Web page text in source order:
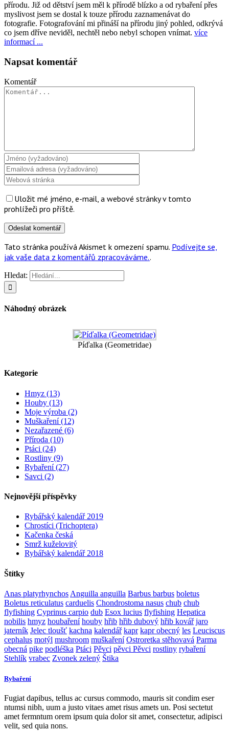
přírodu. Již od dětství jsem měl k přírodě blízko a od rybaření přes
myslivost jsem se dostal k touze přírodu zaznamenávat do
fotografie. Fotografování mi přináší na přírodu jiný pohled, odkrývá
co jsem dříve neviděl, nechtěl nebo nebyl schopen vnímat. více
informací ...
Napsat komentář
Komentář
Uložit mé jméno, e-mail, a webové stránky v tomto
prohlížeči pro příště.
Tato stránka používá Akismet k omezení spamu. Podívejte se,
jak vaše data z komentářů zpracováváme..
Hledat:
Náhodný obrázek
Píďalka (Geometridae)
Kategorie
Hmyz (13)
Houby (13)
Moje výroba (2)
Muškaření (12)
Nezařazené (6)
Příroda (10)
Ptáci (24)
Rostliny (9)
Rybaření (27)
Savci (2)
Nejnovější příspěvky
Rybářský kalendář 2019
Chrostíci (Trichoptera)
Kačenka česká
Smrž kuželovitý
Rybářský kalendář 2018
Štítky
Anas platyrhynchos Anguilla anguilla Barbus barbus boletus
Boletus reticulatus carduelis Chondrostoma nasus chub chub
flyfishing Cyprinus carpio dub Esox lucius flyfishing Hepatica
nobilis hmyz houbaření houby hřib hřib dubový hřib kovář jaro
jaterník Jelec tloušť kachna kalendář kapr kapr obecný les Leuciscus
cephalus motýl mushroom muškaření Ostroretka stěhovavá Parma
obecná pike podléška Ptáci Pěvci pěvci Pěvci rostliny rybaření
Stehlík vrabec Zvonek zelený Štika
Rybaření
Fugiat dapibus, tellus ac cursus commodo, mauris sit condim eser
ntumsi nibh, uum a justo vitaes amet risus amets un. Posi sectetut
amet fermntum orem ipsum quia dolor sit amet, consectetur, adipisci
velit, sed quia nons.